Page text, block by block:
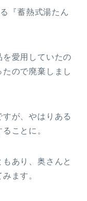
『蓄熱式湯たん
愛用していたの
ので廃棄しまし
が、やはりある
ことに。
あり、奥さんと
ます。